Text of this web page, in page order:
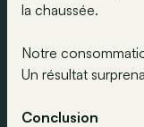
la chaussée.
Notre
Un résultat
Conclusion